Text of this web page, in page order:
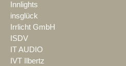
Innlights
insglück
Irrlicht GmbH
ISDV
IT AUDIO
IVT Ilbertz